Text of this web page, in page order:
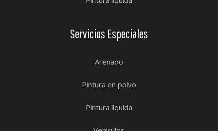
Servicios Especiales
Arenado
Pintura en polvo
Pintura líquida